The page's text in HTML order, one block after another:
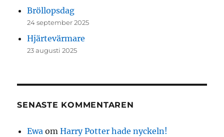
Bröllopsdag
24 september 2025
Hjärtevärmare
23 augusti 2025
SENASTE KOMMENTAREN
Ewa omHarry Potter hade nyckeln!